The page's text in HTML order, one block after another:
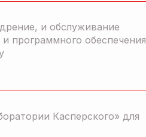
и обслуживание
программного обеспечения
Касперского» для